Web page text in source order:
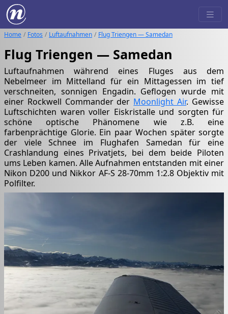
Home Fotos Luftaufnahmen Flug Triengen — Samedan
Flug Triengen — Samedan
Luftaufnahmen während eines Fluges aus dem
Nebelmeer im Mittelland für ein Mittagessen im tief
verschneiten, sonnigen Engadin. Geflogen wurde mit
einer Rockwell Commander der Moonlight Air. Gewisse
Luftschichten waren voller Eiskristalle und sorgten für
schöne optische Phänomene wie z.B. eine
farbenprächtige Glorie. Ein paar Wochen später sorgte
der viele Schnee im Flughafen Samedan für eine
Crashlandung eines Privatjets, bei dem beide Piloten
ums Leben kamen. Alle Aufnahmen entstanden mit einer
Nikon D200 und Nikkor AF-S 28-70mm 1:2.8 Objektiv mit
Polfilter.